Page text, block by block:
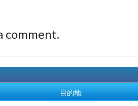
comment.
目的地